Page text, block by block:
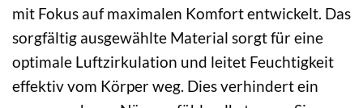
mit Fokus auf maximalen Komfort entwickelt. Das
sorgfältig ausgewählte Material sorgt für eine
optimale Luftzirkulation und leitet Feuchtigkeit
effektiv vom Körper weg. Dies verhindert ein